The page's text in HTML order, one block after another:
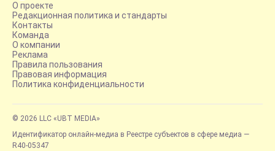
О проекте
Редакционная политика и стандарты
Контакты
Команда
О компании
Реклама
Правила пользования
Правовая информация
Политика конфиденциальности
© 2026 LLC «UBT MEDIA»
Идентификатор онлайн-медиа в Реестре субъектов в сфере медиа —
R40-05347